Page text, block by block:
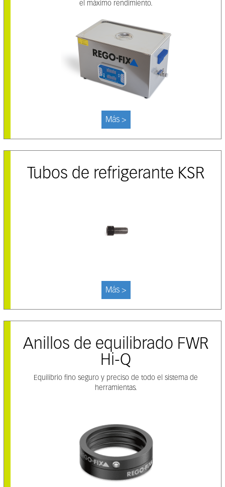
el máximo rendimiento.
Más >
Tubos de refrigerante KSR
Más >
Anillos de equilibrado FWR
Hi-Q
Equilibrio fino seguro y preciso de todo el sistema de
herramientas.